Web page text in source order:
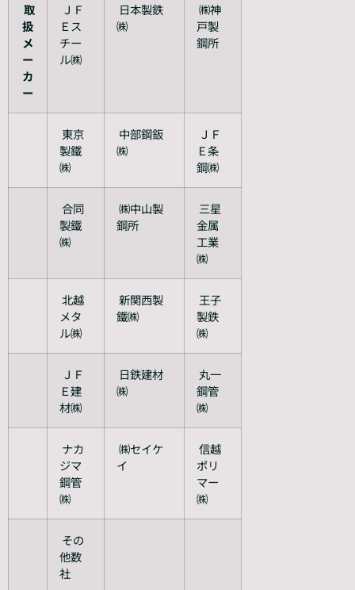
取
扱
メ
ー
カ
ー
ＪＦ
Ｅス
チー
ル㈱
日本製鉄
㈱
㈱神
戸製
鋼所
東京
製鐵
㈱
中部鋼鈑
㈱
ＪＦ
Ｅ条
鋼㈱
合同
製鐵
㈱
㈱中山製
鋼所
三星
金属
工業
㈱
北越
メタ
ル㈱
新関西製
鐵㈱
王子
製鉄
㈱
ＪＦ
Ｅ建
材㈱
日鉄建材
㈱
丸一
鋼管
㈱
ナカ
ジマ
鋼管
㈱
㈱セイケ
イ
信越
ポリ
マー
㈱
その
他数
社